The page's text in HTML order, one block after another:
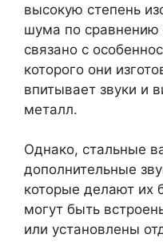
высокую степень
шума по сравнению
связано с
которого они
впитывает звуки и
металл.
Однако, стальные
дополнительные
которые делают их
могут быть
или установлены